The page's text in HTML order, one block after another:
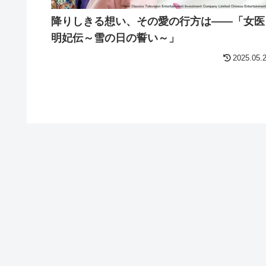
降りしきる想い、その愛の行方は――「女医
明妃伝～雪の日の誓い～」